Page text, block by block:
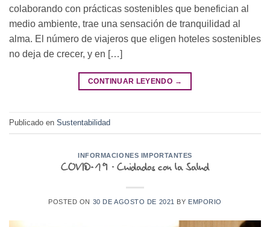
colaborando con prácticas sostenibles que benefician al
medio ambiente, trae una sensación de tranquilidad al
alma. El número de viajeros que eligen hoteles sostenibles
no deja de crecer, y en […]
CONTINUAR LEYENDO →
Publicado en Sustentabilidad
INFORMACIONES IMPORTANTES
COVID-19 – Cuidados con la Salud
POSTED ON 30 DE AGOSTO DE 2021 BY EMPORIO